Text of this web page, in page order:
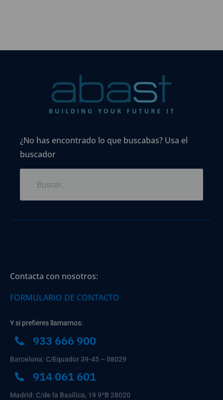
¿No has encontrado lo que buscabas? Usa el
buscador
Contacta con nosotros:
FORMULARIO DE CONTACTO
Y si prefieres llamarnos:
933 666 900
Barcelona: C/Equador 39-45 – 08029
914 061 601
Madrid: C/de la Basílica, 19 9ºB 28020